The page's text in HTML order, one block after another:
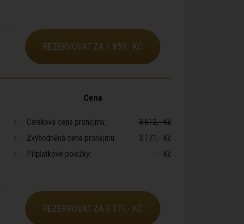
REZERVOVAT ZA 1.859,- KČ
Cena
Ceníková cena pronájmu:
3.612,- Kč
Zvýhodněná cena pronájmu:
3.171,- Kč
Příplatkové položky:
--- Kč
REZERVOVAT ZA 3.171,- KČ